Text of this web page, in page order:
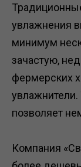
увлажнения
минимум
зачастую,
фермерских
позволяет
Компания